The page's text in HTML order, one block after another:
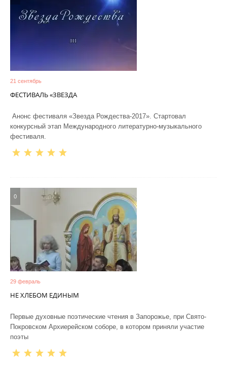
21 сентябрь
ФЕСТИВАЛЬ «ЗВЕЗДА
Анонс фестиваля «Звезда Рождества-2017». Стартовал
конкурсный этап Международного литературно-музыкального
фестиваля.
0
29 февраль
НЕ ХЛЕБОМ ЕДИНЫМ
Первые духовные поэтические чтения в Запорожье, при Свято-
Покровском Архиерейском соборе, в котором приняли участие
поэты